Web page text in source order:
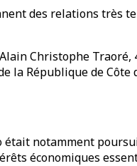
des relations très
Christophe
la République de
était notamment
économiques